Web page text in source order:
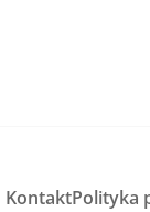
KontaktPolityka